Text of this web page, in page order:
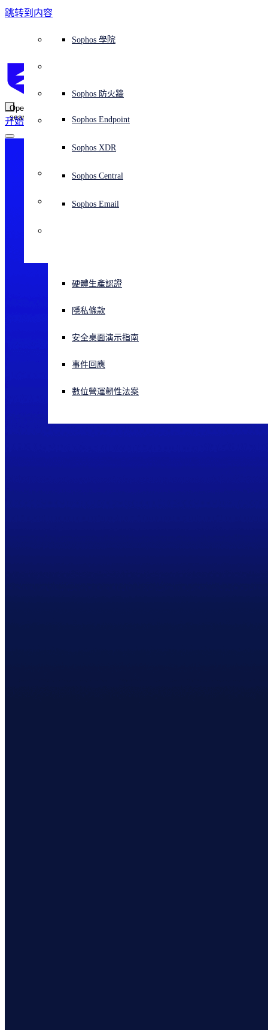
跳转到内容
Open
search
开始
平台概覽Sophos Central
Sophos AI
整合 marketplace 市集
威脅情報
免費試用
端點保護（下一代防毒軟體）
伺服器防護
Mobile Security
安全營運
XDR - 擴展式偵測與回應
身分識別安全
ITDR - 身分識別威脅偵測與回應
網路安全與基礎架構
下一代防火牆 (NGFW)
網路交換機
無線存取點
Workspace Protection
Workspace Protection
零信任網路存取 (ZTNA)
DNS 防護 (DNS Protection)
Email Monitoring System
Email Security
電子郵件與網路釣魚防護
雲端工作負載防護
託管式服務MDR - 託管式偵測與回應
漏洞管理（託管式風險）
諮詢服務概覽
專業服務
營運支援
免費工具
NIST 評估
使用案例全天候守護我的組織
保障遠端與混合辦公員工的安全
應對網路保險要求
保護我的 Microsoft 環境
啟用雲端原生安全性
所有解決方案
教育
政府部門
醫療保健
製造業
零售業
為什麼選擇 Sophos？
獎項與榮譽
競爭對手比較
公司
媒體
職位空缺
信任中心
信任中心概覽
安全設計
負責任的披露
ESG
企業政策
網路安全指引
硬體生產認證
隱私條款
安全桌面演示指南
事件回應
數位營運韌性法案
Sophos 合作夥伴
Partner Program 合作夥伴計畫
Partner care 支援
合作夥伴培訓
合作夥伴部落格
通路合作夥伴
OEM
整合和 API
威脅情報X-Ops 威脅研究
AI 研究
威脅檔案
威脅資料庫
威脅研究部落格
檢視所有資源
案例研究
報告
線上研討會
白皮書
影片
部落格
Sophos 部落格
AI 研究
安全營運
合作夥伴部落格
獲得協助（支援）
緊急事件回應
支援計劃
客戶成功
技術客戶經理（TAM）
聯絡 Sophos 支援
聯絡 Partner Care
下載及更新
Sophos 狀態頁面
安全公告
提交威脅
產品支援
產品文件
Sophos 防火牆
Sophos Endpoint
Sophos XDR
Sophos Central
Sophos Email
培訓
Sophos 學院